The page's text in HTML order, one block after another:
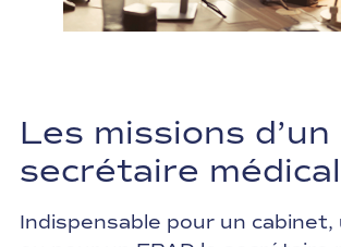
Les missions d’un
secrétaire
Indispensable pour un cabinet,